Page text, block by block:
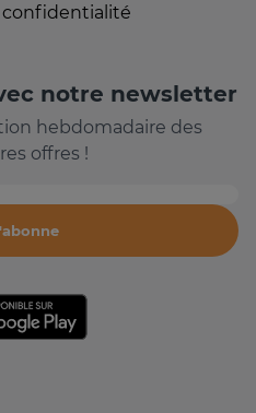
notre newsletter
hebdomadaire des
offres !